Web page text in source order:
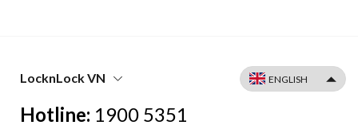
LocknLock VN
Hotline: 1900 5351